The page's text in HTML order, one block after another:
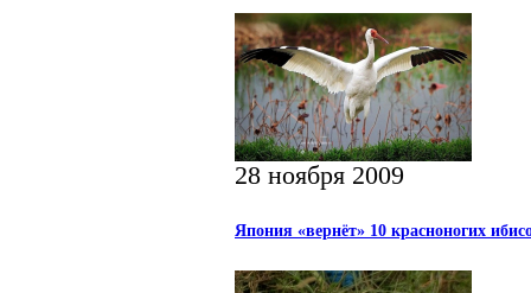
28 ноября 2009
Япония «вернёт» 10 красноногих